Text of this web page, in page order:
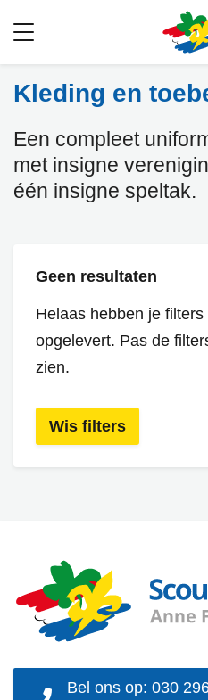
Open
Kleding en
Een compleet
met insigne
één insigne speltak.
Geen resultaten
Helaas hebben je
opgelevert. Pas de
zien.
Wis filters
Bel ons op: 030